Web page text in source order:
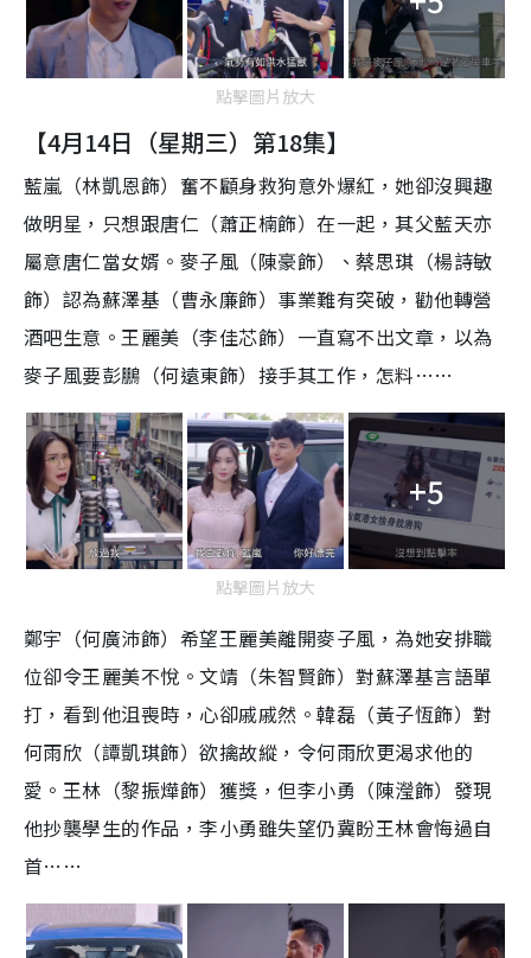
點擊圖片放大
【4月14日（星期三）第18集】
藍嵐（林凱恩飾）奮不顧身救狗意外爆紅，她卻沒興趣
做明星，只想跟唐仁（蕭正楠飾）在一起，其父藍天亦
屬意唐仁當女婿。麥子風（陳豪飾）、蔡思琪（楊詩敏
飾）認為蘇澤基（曹永廉飾）事業難有突破，勸他轉營
酒吧生意。王麗美（李佳芯飾）一直寫不出文章，以為
麥子風要彭鵬（何遠東飾）接手其工作，怎料……
+5
點擊圖片放大
鄭宇（何廣沛飾）希望王麗美離開麥子風，為她安排職
位卻令王麗美不悅。文靖（朱智賢飾）對蘇澤基言語單
打，看到他沮喪時，心卻戚戚然。韓磊（黃子恆飾）對
何雨欣（譚凱琪飾）欲擒故縱，令何雨欣更渴求他的
愛。王林（黎振燁飾）獲獎，但李小勇（陳瀅飾）發現
他抄襲學生的作品，李小勇雖失望仍冀盼王林會悔過自
首……